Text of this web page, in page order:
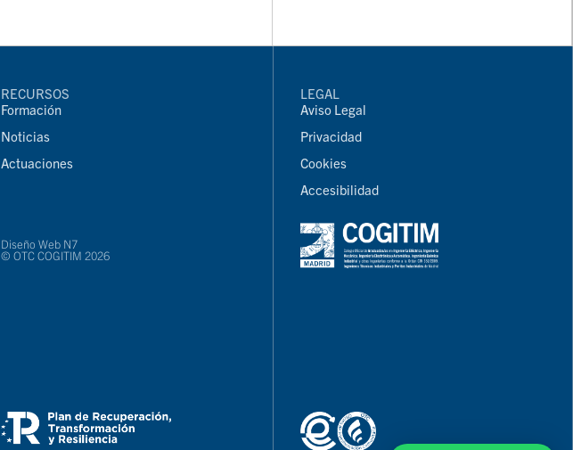
RECURSOS
Formación
Noticias
Actuaciones
Diseño Web N7
© OTC COGITIM 2026
LEGAL
Aviso Legal
Privacidad
Cookies
Accesibilidad